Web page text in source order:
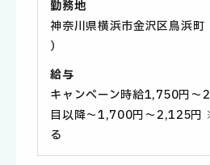
勤務地
神奈川県横浜市金沢区鳥浜町
）
給与
キャンペーン時給1,750円～
目以降～1,700円～2,125円
る